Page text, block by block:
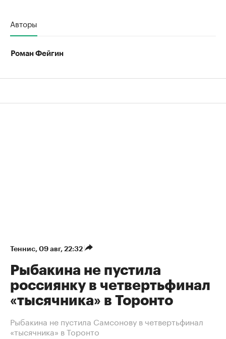
Авторы
Роман Фейгин
Теннис⁠, 09 авг, 22:32
Рыбакина не пустила
россиянку в четвертьфинал
«тысячника» в Торонто
Рыбакина не пустила Самсонову в четвертьфинал
«тысячника» в Торонто